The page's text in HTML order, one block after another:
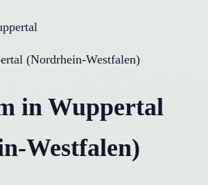
(Nordrhein-Westfalen)
in Wuppertal
Westfalen)